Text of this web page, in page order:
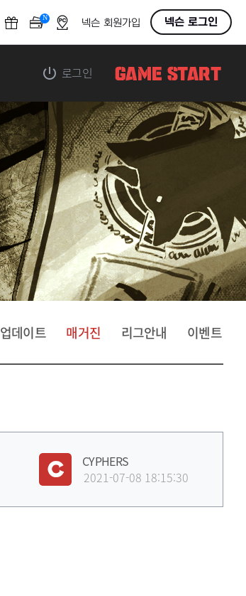
N OFF넥슨 회원가입 넥슨 로그인
로그인
업데이트 매거진 리그안내 이벤트
CYPHERS
2021-07-08 18:15:30